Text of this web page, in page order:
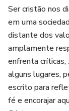
Ser cristão nos
em uma
distante dos
amplamente
enfrenta críticas,
alguns lugares,
escrito para
fé e encorajar